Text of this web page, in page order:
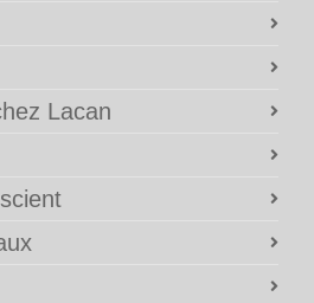
Lacan